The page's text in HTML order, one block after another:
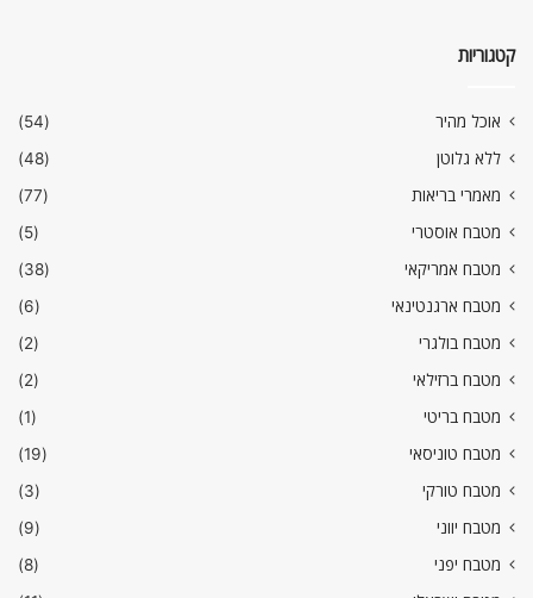
קטגוריות
אוכל מהיר
(54)
ללא גלוטן
(48)
מאמרי בריאות
(77)
מטבח אוסטרי
(5)
מטבח אמריקאי
(38)
מטבח ארגנטינאי
(6)
מטבח בולגרי
(2)
מטבח ברזילאי
(2)
מטבח בריטי
(1)
מטבח טוניסאי
(19)
מטבח טורקי
(3)
מטבח יווני
(9)
מטבח יפני
(8)